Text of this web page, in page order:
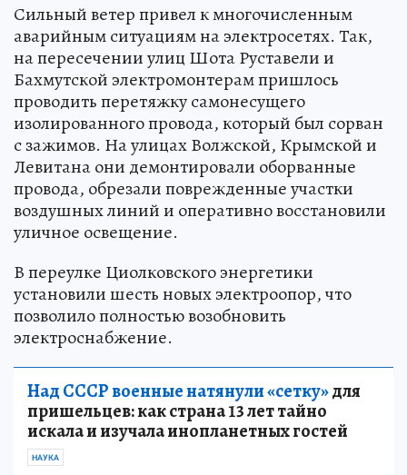
Сильный ветер привел к многочисленным
аварийным ситуациям на электросетях. Так,
на пересечении улиц Шота Руставели и
Бахмутской электромонтерам пришлось
проводить перетяжку самонесущего
изолированного провода, который был сорван
с зажимов. На улицах Волжской, Крымской и
Левитана они демонтировали оборванные
провода, обрезали поврежденные участки
воздушных линий и оперативно восстановили
уличное освещение.
В переулке Циолковского энергетики
установили шесть новых электроопор, что
позволило полностью возобновить
электроснабжение.
Над СССР военные натянули «сетку»для
пришельцев: как страна 13 лет тайно
искала и изучала инопланетных гостей
НАУКА